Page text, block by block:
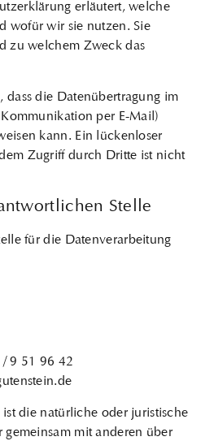
erläutert, welche
wofür wir sie nutzen. Sie
zu welchem Zweck das
dass die Datenübertragung im
per E-Mail)
kann. Ein lückenloser
Zugriff durch Dritte ist nicht
Stelle
für die Datenverarbeitung
9 51 96 42
die natürliche oder juristische
gemeinsam mit anderen über